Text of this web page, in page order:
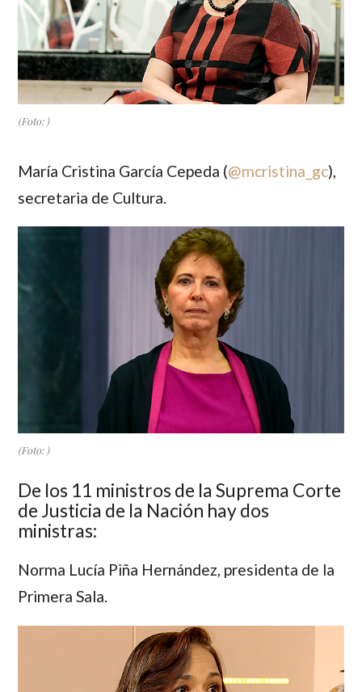
(Foto: )
María Cristina García Cepeda (@mcristina_gc),
secretaria de Cultura.
(Foto: )
De los 11 ministros de la Suprema Corte
de Justicia de la Nación hay dos
ministras:
Norma Lucía Piña Hernández, presidenta de la
Primera Sala.